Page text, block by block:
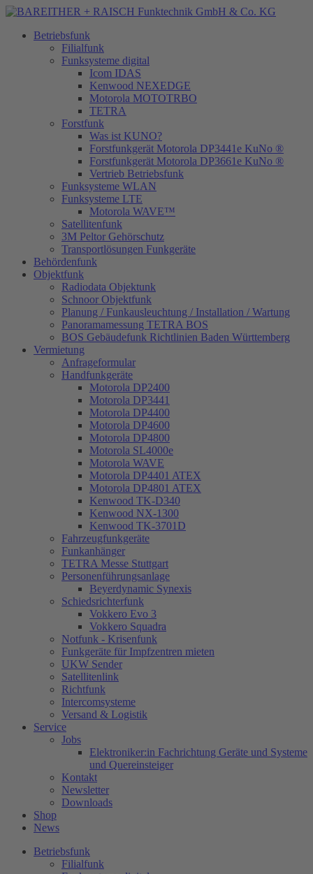
Betriebsfunk
Filialfunk
Funksysteme digital
Icom IDAS
Kenwood NEXEDGE
Motorola MOTOTRBO
TETRA
Forstfunk
Was ist KUNO?
Forstfunkgerät Motorola DP3441e KuNo ®
Forstfunkgerät Motorola DP3661e KuNo ®
Vertrieb Betriebsfunk
Funksysteme WLAN
Funksysteme LTE
Motorola WAVE™
Satellitenfunk
3M Peltor Gehörschutz
Transportlösungen Funkgeräte
Behördenfunk
Objektfunk
Radiodata Objektunk
Schnoor Objektfunk
Planung / Funkausleuchtung / Installation / Wartung
Panoramamessung TETRA BOS
BOS Gebäudefunk Richtlinien Baden Württemberg
Vermietung
Anfrageformular
Handfunkgeräte
Motorola DP2400
Motorola DP3441
Motorola DP4400
Motorola DP4600
Motorola DP4800
Motorola SL4000e
Motorola WAVE
Motorola DP4401 ATEX
Motorola DP4801 ATEX
Kenwood TK-D340
Kenwood NX-1300
Kenwood TK-3701D
Fahrzeugfunkgeräte
Funkanhänger
TETRA Messe Stuttgart
Personenführungsanlage
Beyerdynamic Synexis
Schiedsrichterfunk
Vokkero Evo 3
Vokkero Squadra
Notfunk - Krisenfunk
Funkgeräte für Impfzentren mieten
UKW Sender
Satellitenlink
Richtfunk
Intercomsysteme
Versand & Logistik
Service
Jobs
Elektroniker:in Fachrichtung Geräte und Systeme
und Quereinsteiger
Kontakt
Newsletter
Downloads
Shop
News
Betriebsfunk
Filialfunk